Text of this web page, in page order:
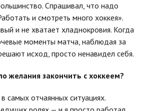
Спрашивал, что надо
и смотреть много хоккея».
и не хватает хладнокровия. Когда
моменты матча, наблюдая за
исход, просто ненавидел себя.
желания закончить с хоккеем?
самых отчаянных ситуациях.